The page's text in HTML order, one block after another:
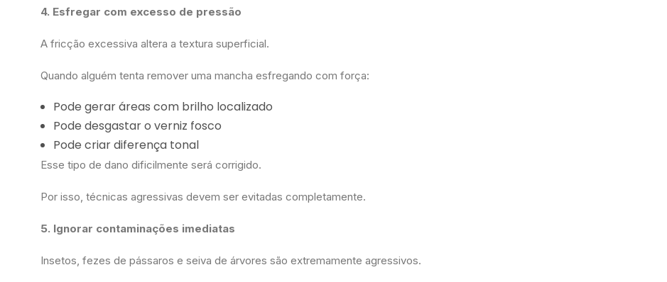
4. Esfregar com excesso de pressão
A fricção excessiva altera a textura superficial.
Quando alguém tenta remover uma mancha esfregando com força:
Pode gerar áreas com brilho localizado
Pode desgastar o verniz fosco
Pode criar diferença tonal
Esse tipo de dano dificilmente será corrigido.
Por isso, técnicas agressivas devem ser evitadas completamente.
5. Ignorar contaminações imediatas
Insetos, fezes de pássaros e seiva de árvores são extremamente agressivos.